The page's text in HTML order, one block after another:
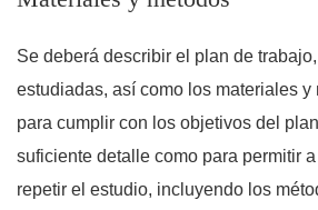
Se deberá describir el plan de
estudiadas, así como los materiales
para cumplir con los objetivos del
suficiente detalle como para permitir
repetir el estudio, incluyendo los